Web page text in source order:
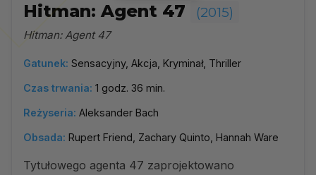
Hitman: Agent 47 (2015)
Hitman: Agent 47
Gatunek: Sensacyjny, Akcja, Kryminał, Thriller
Czas trwania: 1 godz. 36 min.
Reżyseria: Aleksander Bach
Obsada: Rupert Friend, Zachary Quinto, Hannah Ware
Tytułowego agenta 47 zaprojektowano